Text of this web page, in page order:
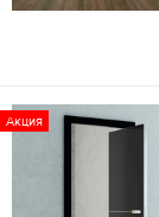
Акция